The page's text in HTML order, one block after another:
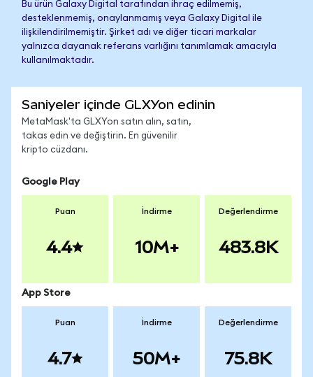
Bu ürün Galaxy Digital tarafından ihraç edilmemiş,
desteklenmemiş, onaylanmamış veya Galaxy Digital ile
ilişkilendirilmemiştir. Şirket adı ve diğer ticari markalar
yalnızca dayanak referans varlığını tanımlamak amacıyla
kullanılmaktadır.
Saniyeler içinde GLXYon edinin
MetaMask'ta GLXYon satın alın, satın,
takas edin ve değiştirin. En güvenilir
kripto cüzdanı.
Google Play
Puan
4.4
İndirme
10M+
Değerlendirme
483.8K
App Store
Puan
4.7
İndirme
50M+
Değerlendirme
75.8K